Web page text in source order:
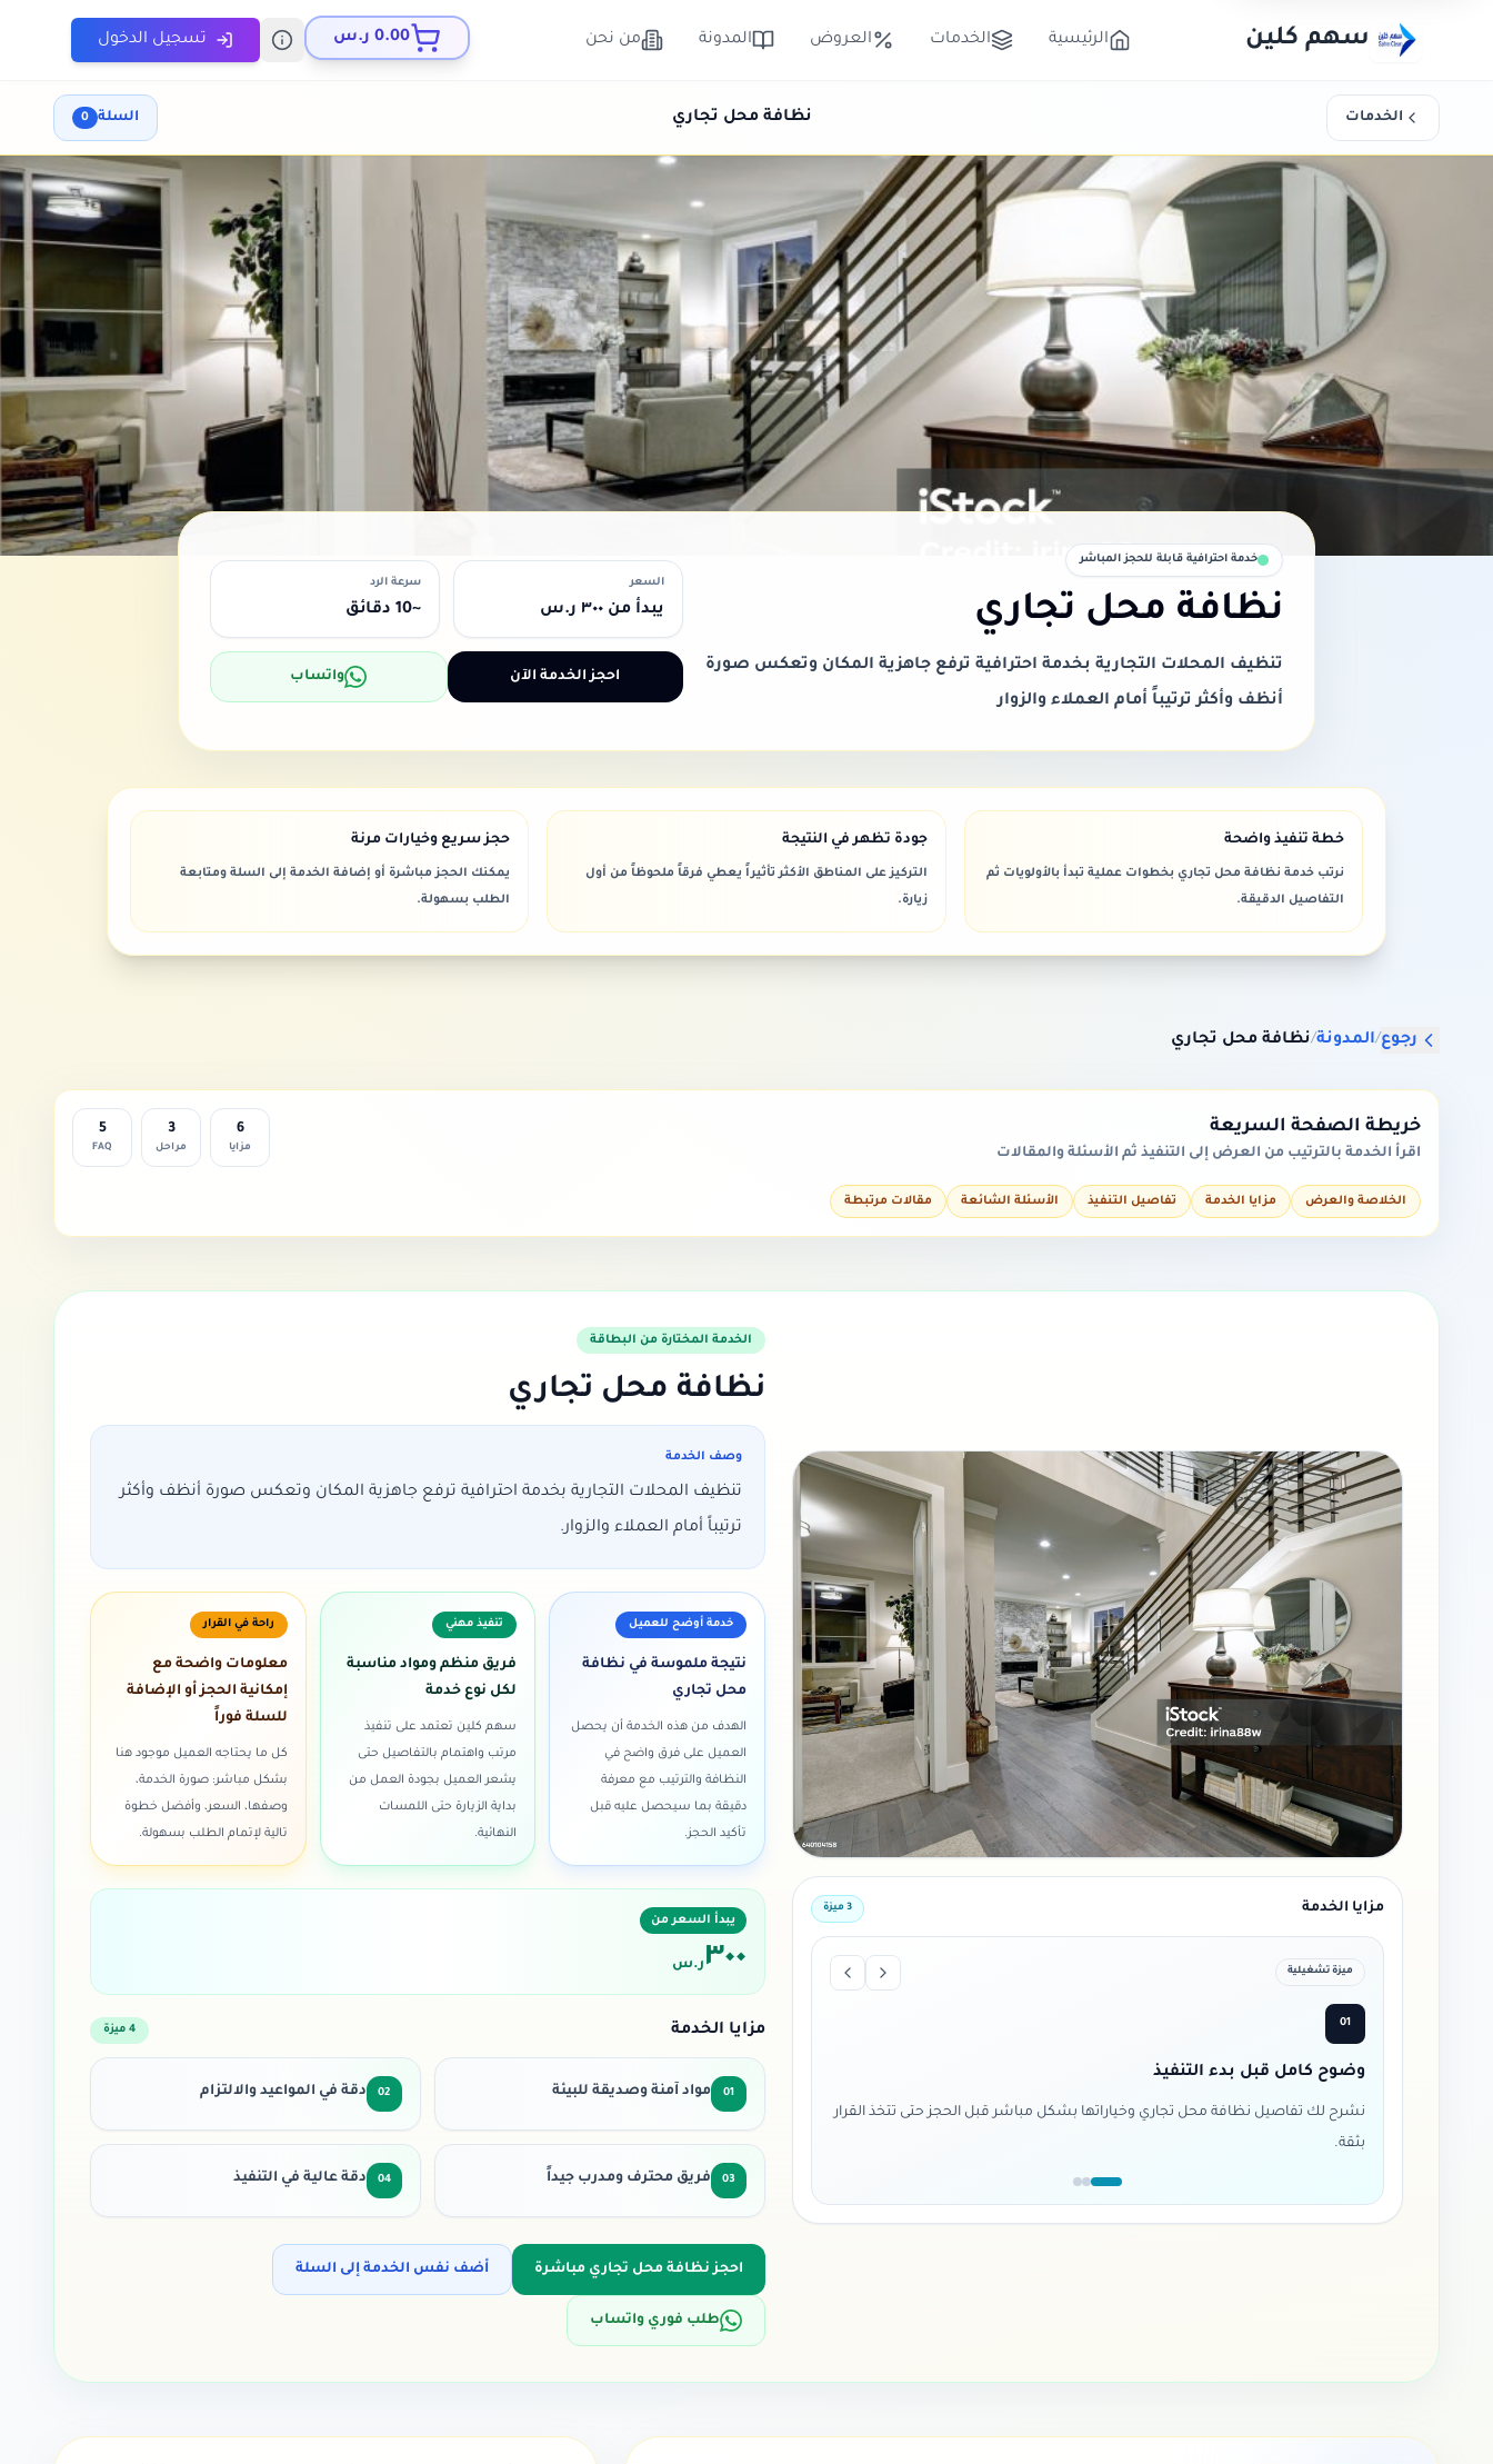
سهم كلين الرئيسية الخدمات العروض المدونة من نحن 0.00 ر.س تسجيل الدخول
الخدمات نظافة محل تجاري السلة 0
خدمة احترافية قابلة للحجز المباشر
نظافة محل تجاري
تنظيف المحلات التجارية بخدمة احترافية ترفع جاهزية المكان وتعكس صورة
أنظف وأكثر ترتيباً أمام العملاء والزوار
السعر
يبدأ من ٣٠٠ ر.س
سرعة الرد
~10 دقائق
احجز الخدمة الآن واتساب
خطة تنفيذ واضحة
نرتب خدمة نظافة محل تجاري بخطوات عملية تبدأ بالأولويات ثم
التفاصيل الدقيقة.
جودة تظهر في النتيجة
التركيز على المناطق الأكثر تأثيراً يعطي فرقاً ملحوظاً من أول
زيارة.
حجز سريع وخيارات مرنة
يمكنك الحجز مباشرة أو إضافة الخدمة إلى السلة ومتابعة
الطلب بسهولة.
رجوع/المدونة/نظافة محل تجاري
خريطة الصفحة السريعة
اقرأ الخدمة بالترتيب من العرض إلى التنفيذ ثم الأسئلة والمقالات
6
مزايا
3
مراحل
5
FAQ
الخلاصة والعرض مزايا الخدمة تفاصيل التنفيذ الأسئلة الشائعة مقالات مرتبطة
مزايا الخدمة 3 ميزة
ميزة تشغيلية
01
وضوح كامل قبل بدء التنفيذ
نشرح لك تفاصيل نظافة محل تجاري وخياراتها بشكل مباشر قبل الحجز حتى تتخذ القرار
بثقة.
الخدمة المختارة من البطاقة
نظافة محل تجاري
وصف الخدمة
تنظيف المحلات التجارية بخدمة احترافية ترفع جاهزية المكان وتعكس صورة أنظف وأكثر
ترتيباً أمام العملاء والزوار.
خدمة أوضح للعميل
نتيجة ملموسة في نظافة
محل تجاري
الهدف من هذه الخدمة أن يحصل
العميل على فرق واضح في
النظافة والترتيب مع معرفة
دقيقة بما سيحصل عليه قبل
تأكيد الحجز.
تنفيذ مهني
فريق منظم ومواد مناسبة
لكل نوع خدمة
سهم كلين تعتمد على تنفيذ
مرتب واهتمام بالتفاصيل حتى
يشعر العميل بجودة العمل من
بداية الزيارة حتى اللمسات
النهائية.
راحة في القرار
معلومات واضحة مع
إمكانية الحجز أو الإضافة
للسلة فوراً
كل ما يحتاجه العميل موجود هنا
بشكل مباشر: صورة الخدمة،
وصفها، السعر، وأفضل خطوة
تالية لإتمام الطلب بسهولة.
يبدأ السعر من
٣٠٠ ر.س
مزايا الخدمة 4ميزة
01 مواد آمنة وصديقة للبيئة 02 دقة في المواعيد والالتزام
03 فريق محترف ومدرب جيداً 04 دقة عالية في التنفيذ
احجز نظافة محل تجاري مباشرة أضف نفس الخدمة إلى السلة
طلب فوري واتساب